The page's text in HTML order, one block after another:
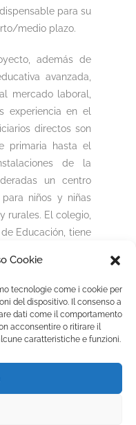
Cookie
tecnologie come i cookie per
del dispositivo. Il consenso a
dati come il comportamento
acconsentire o ritirare il
caratteristiche e funzioni.
para su
medio plazo.
además de
avanzada,
mercado laboral,
experiencia en el
directos son
primaria hasta el
de la
un centro
niños y niñas
rurales. El colegio,
Educación, tiene
ETS